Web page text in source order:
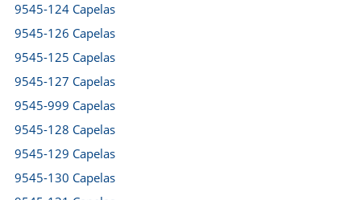
9545-124 Capelas
9545-126 Capelas
9545-125 Capelas
9545-127 Capelas
9545-999 Capelas
9545-128 Capelas
9545-129 Capelas
9545-130 Capelas